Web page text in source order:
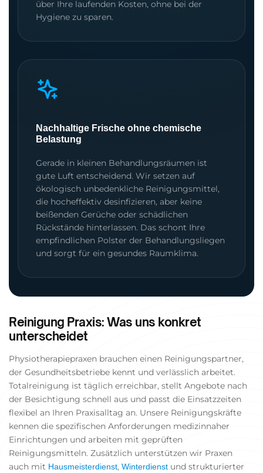
über Ihre laufenden Kosten, ohne bei der
Hygiene zu sparen.
Nachhaltige Frische ohne chemische
Belastung
Gerade in kleinen Behandlungsräumen ist
gute Luft entscheidend. Wir setzen auf
ökologisch unbedenkliche Reinigungsmittel,
die hocheffektiv desinfizieren, aber keine
beißenden Gerüche oder schädlichen
Rückstände hinterlassen. Das schont Ihre
empfindlichen Polster der Behandlungsliegen
und sorgt für ein gesundes Raumklima.
Reinigung Praxis: Was uns konkret
unterscheidet
Physiotherapiepraxen brauchen einen Reinigungspartner,
der Gesundheitsbetriebe kennt und verlässlich arbeitet.
Totalreinigung ist täglich erreichbar, stellt Angebote nach
der Besichtigung schnell aus und passt die Einsatzzeiten
flexibel an Ihren Praxisalltag an. Unsere Reinigungskräfte
kennen die spezifischen Anforderungen medizinnaher
Einrichtungen und arbeiten mit geprüften
Reinigungsmitteln. Zusätzlich unterstützen wir Praxen
auch mit Hausmeisterdienst, Winterdienst und strukturierter